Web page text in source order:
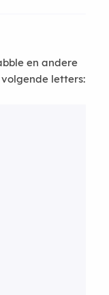
en andere
letters: